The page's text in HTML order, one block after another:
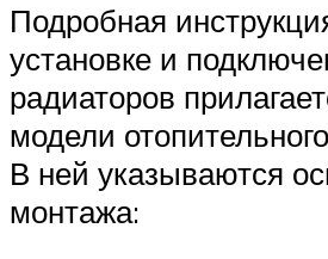
Подробная
установке и
радиаторов
модели
В ней указываются
монтажа: